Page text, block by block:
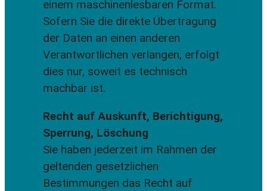
einem maschinenlesbaren Format.
Sofern Sie die direkte Übertragung
der Daten an einen anderen
Verantwortlichen verlangen, erfolgt
dies nur, soweit es technisch
machbar ist.
Recht auf Auskunft, Berichtigung,
Sperrung, Löschung
Sie haben jederzeit im Rahmen der
geltenden gesetzlichen
Bestimmungen das Recht auf